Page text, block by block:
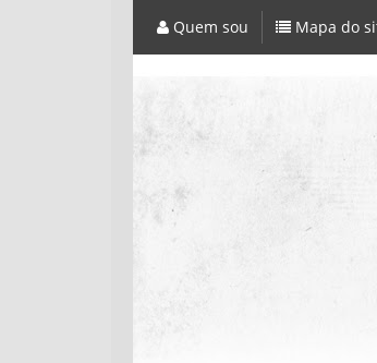
Quem sou Mapa do